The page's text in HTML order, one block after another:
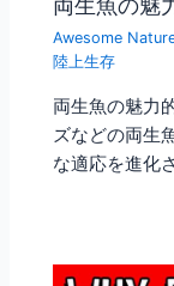
Awesome
陸上生存
両生魚の魅力
ズなどの両生
な適応を進化